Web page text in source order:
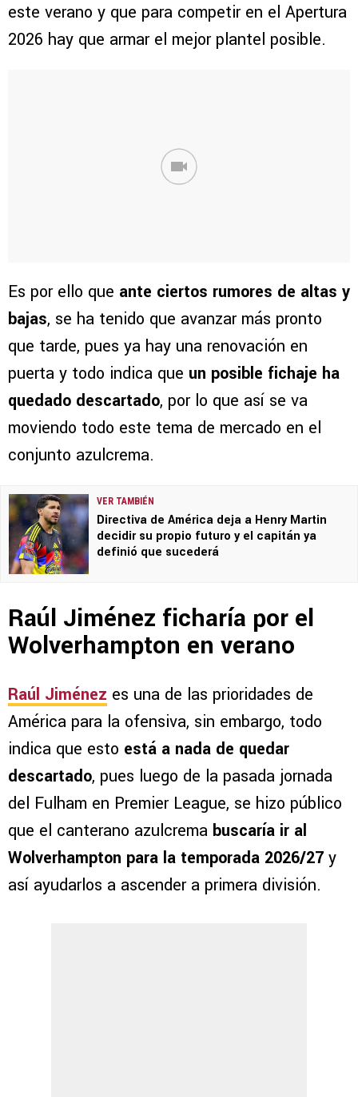
este verano y que para competir en el Apertura
2026 hay que armar el mejor plantel posible.
Es por ello que ante ciertos rumores de altas y
bajas, se ha tenido que avanzar más pronto
que tarde, pues ya hay una renovación en
puerta y todo indica que un posible fichaje ha
quedado descartado, por lo que así se va
moviendo todo este tema de mercado en el
conjunto azulcrema.
VER TAMBIÉN
Directiva de América deja a Henry Martin
decidir su propio futuro y el capitán ya
definió que sucederá
Raúl Jiménez ficharía por el
Wolverhampton en verano
Raúl Jiménez es una de las prioridades de
América para la ofensiva, sin embargo, todo
indica que esto está a nada de quedar
descartado, pues luego de la pasada jornada
del Fulham en Premier League, se hizo público
que el canterano azulcrema buscaría ir al
Wolverhampton para la temporada 2026/27 y
así ayudarlos a ascender a primera división.